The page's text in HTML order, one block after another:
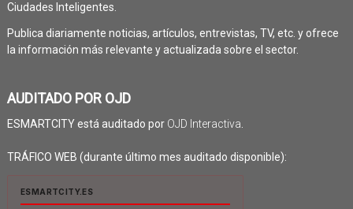
Ciudades Inteligentes.
Publica diariamente noticias, artículos, entrevistas, TV, etc. y ofrece
la información más relevante y actualizada sobre el sector.
AUDITADO POR OJD
ESMARTCITY está auditado por OJD Interactiva.
TRÁFICO WEB (durante último mes auditado disponible):